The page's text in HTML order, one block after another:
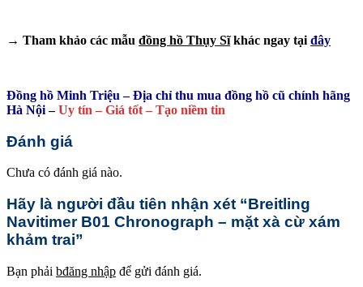
→ Tham khảo các mẫu đồng hồ Thụy Sĩkhác ngay tại đây
Đồng hồ Minh Triệu – Địa chỉ thu mua đồng hồ cũ chính hãng
Hà Nội–Uy tín – Giá tốt – Tạo niềm tin
Đánh giá
Chưa có đánh giá nào.
Hãy là người đầu tiên nhận xét “Breitling
Navitimer B01 Chronograph – mặt xà cừ xám
khảm trai”
Bạn phải bđăng nhập để gửi đánh giá.